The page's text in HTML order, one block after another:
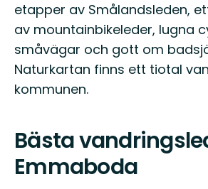
etapper av Smålandsleden,
av mountainbikeleder, lugna
småvägar och gott om
Naturkartan finns ett tiotal
kommunen.
Bästa
Emmaboda